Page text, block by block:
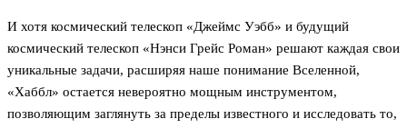
И хотя космический телескоп «Джеймс Уэбб» и будущий
космический телескоп «Нэнси Грейс Роман» решают каждая свои
уникальные задачи, расширяя наше понимание Вселенной,
«Хаббл» остается невероятно мощным инструментом,
позволяющим заглянуть за пределы известного и исследовать то,